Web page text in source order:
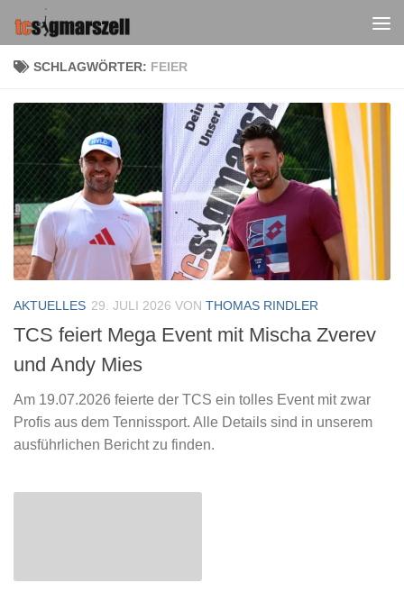
Zum Inhalt springen
SCHLAGWÖRTER: FEIER
AKTUELLES 29. JULI 2026 VON THOMAS RINDLER
TCS feiert Mega Event mit Mischa Zverev
und Andy Mies
Am 19.07.2026 feierte der TCS ein tolles Event mit zwar
Profis aus dem Tennissport. Alle Details sind in unserem
ausführlichen Bericht zu finden.